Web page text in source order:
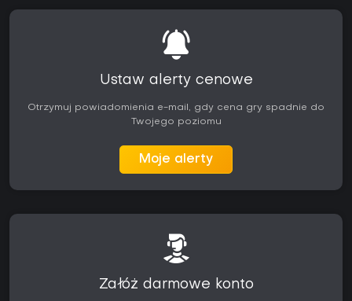
Ustaw alerty cenowe
Otrzymuj powiadomienia e-mail, gdy cena gry spadnie do
Twojego poziomu
Moje alerty
Załóż darmowe konto